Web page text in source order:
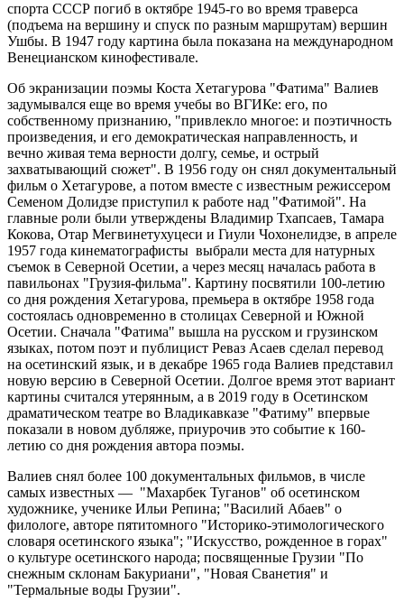
спорта СССР погиб в октябре 1945-го во время траверса
(подъема на вершину и спуск по разным маршрутам) вершин
Ушбы. В 1947 году картина была показана на международном
Венецианском кинофестивале.
Об экранизации поэмы Коста Хетагурова "Фатима" Валиев
задумывался еще во время учебы во ВГИКе: его, по
собственному признанию, "привлекло многое: и поэтичность
произведения, и его демократическая направленность, и
вечно живая тема верности долгу, семье, и острый
захватывающий сюжет". В 1956 году он снял документальный
фильм о Хетагурове, а потом вместе с известным режиссером
Семеном Долидзе приступил к работе над "Фатимой". На
главные роли были утверждены Владимир Тхапсаев, Тамара
Кокова, Отар Мегвинетухуцеси и Гиули Чохонелидзе, в апреле
1957 года кинематографисты выбрали места для натурных
съемок в Северной Осетии, а через месяц началась работа в
павильонах "Грузия-фильма". Картину посвятили 100-летию
со дня рождения Хетагурова, премьера в октябре 1958 года
состоялась одновременно в столицах Северной и Южной
Осетии. Сначала "Фатима" вышла на русском и грузинском
языках, потом поэт и публицист Реваз Асаев сделал перевод
на осетинский язык, и в декабре 1965 года Валиев представил
новую версию в Северной Осетии. Долгое время этот вариант
картины считался утерянным, а в 2019 году в Осетинском
драматическом театре во Владикавказе "Фатиму" впервые
показали в новом дубляже, приурочив это событие к 160-
летию со дня рождения автора поэмы.
Валиев снял более 100 документальных фильмов, в числе
самых известных — "Махарбек Туганов" об осетинском
художнике, ученике Ильи Репина; "Василий Абаев" о
филологе, авторе пятитомного "Историко-этимологического
словаря осетинского языка"; "Искусство, рожденное в горах"
о культуре осетинского народа; посвященные Грузии "По
снежным склонам Бакуриани", "Новая Сванетия" и
"Термальные воды Грузии".